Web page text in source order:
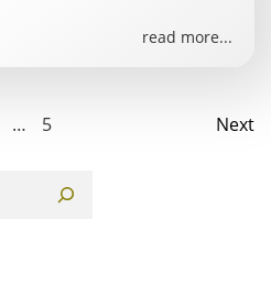
read more...
… Page
5 Next